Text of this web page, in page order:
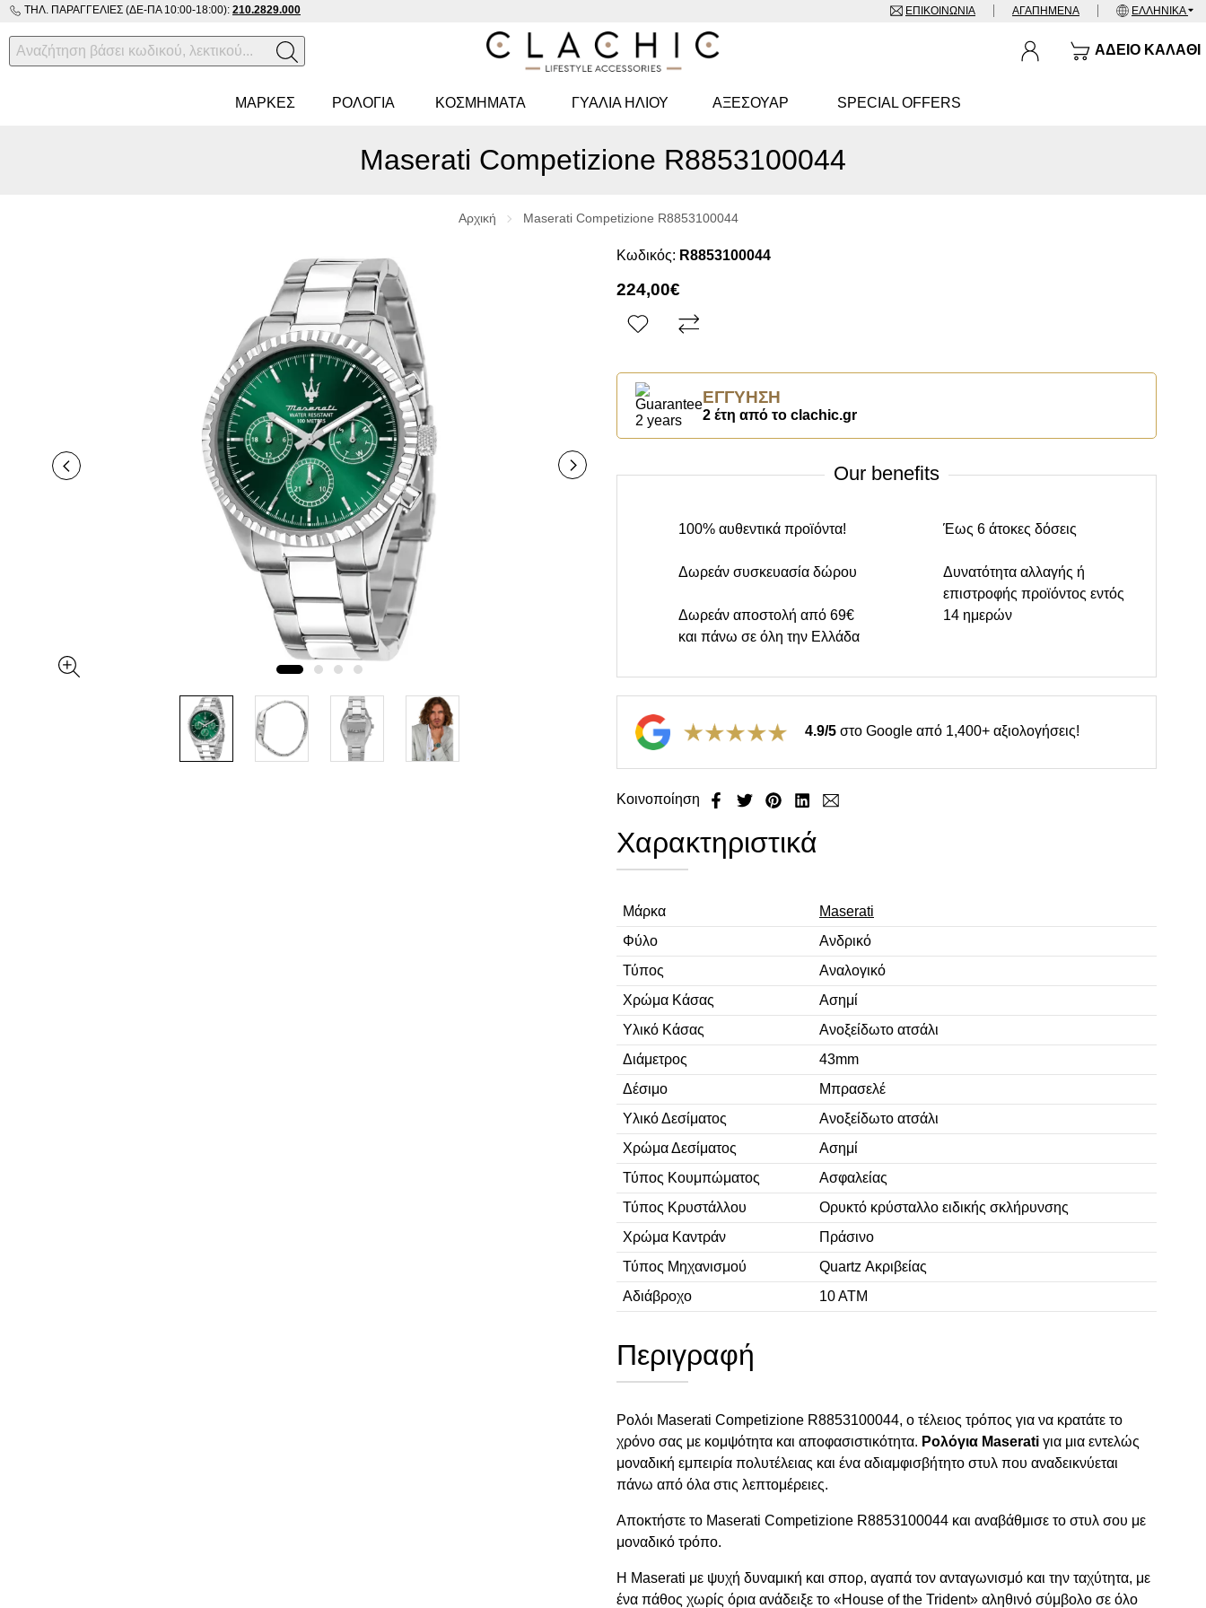
ΤΗΛ. ΠΑΡΑΓΓΕΛΊΕΣ (ΔΕ-ΠΑ 10:00-18:00): 210.2829.000 ΕΠΙΚΟΙΝΩΝΊΑ ΑΓΑΠΗΜΈΝΑ ΕΛΛΗΝΙΚΆ
ΆΔΕΙΟ ΚΑΛΆΘΙ
ΜΑΡΚΕΣ ΡΟΛΌΓΙΑ ΚΟΣΜΉΜΑΤΑ ΓΥΑΛΙΆ ΗΛΊΟΥ ΑΞΕΣΟΥΑΡ SPECIAL OFFERS
Maserati Competizione R8853100044
Αρχική Maserati Competizione R8853100044
Κωδικός: R8853100044
224,00€
ΕΓΓΎΗΣΗ
2 έτη από το clachic.gr
Our benefits
100% αυθεντικά προϊόντα!
Δωρεάν συσκευασία δώρου
Δωρεάν αποστολή από 69€
και πάνω σε όλη την Ελλάδα
Έως 6 άτοκες δόσεις
Δυνατότητα αλλαγής ή
επιστροφής προϊόντος εντός
14 ημερών
4.9/5 στο Google από 1,400+ αξιολογήσεις!
Κοινοποίηση
Χαρακτηριστικά
Μάρκα
Maserati
Φύλο
Ανδρικό
Τύπος
Αναλογικό
Χρώμα Κάσας
Ασημί
Υλικό Κάσας
Ανοξείδωτο ατσάλι
Διάμετρος
43mm
Δέσιμο
Μπρασελέ
Υλικό Δεσίματος
Ανοξείδωτο ατσάλι
Χρώμα Δεσίματος
Ασημί
Τύπος Κουμπώματος
Ασφαλείας
Τύπος Κρυστάλλου
Ορυκτό κρύσταλλο ειδικής σκλήρυνσης
Χρώμα Καντράν
Πράσινο
Τύπος Μηχανισμού
Quartz Ακριβείας
Αδιάβροχο
10 ΑΤΜ
Περιγραφή
Ρολόι Maserati Competizione R8853100044, ο τέλειος τρόπος για να κρατάτε το
χρόνο σας με κομψότητα και αποφασιστικότητα. Ρολόγια Maserati για μια εντελώς
μοναδική εμπειρία πολυτέλειας και ένα αδιαμφισβήτητο στυλ που αναδεικνύεται
πάνω από όλα στις λεπτομέρειες.
Aπoκτήστε το Maserati Competizione R8853100044 και αναβάθμισε το στυλ σου με
μοναδικό τρόπο.
Η Maserati με ψυχή δυναμική και σπορ, αγαπά τον ανταγωνισμό και την ταχύτητα, με
ένα πάθος χωρίς όρια ανάδειξε το «House of the Trident» αληθινό σύμβολο σε όλο